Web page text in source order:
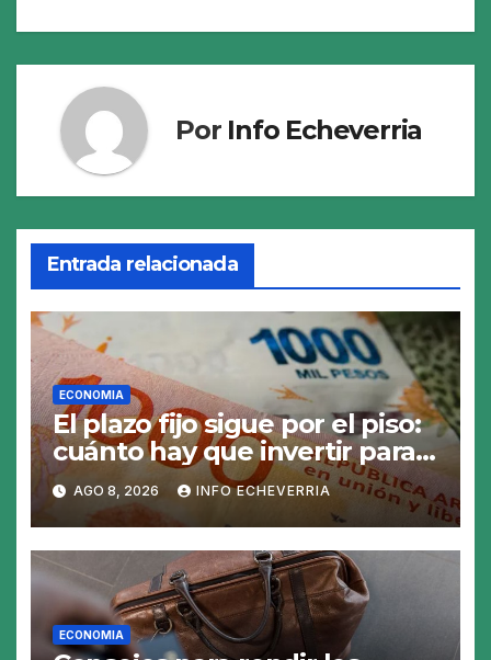
Por Info Echeverria
Entrada relacionada
ECONOMIA
El plazo fijo sigue por el piso:
cuánto hay que invertir para
generar $50.000 en 30 días
AGO 8, 2026 INFO ECHEVERRIA
ECONOMIA